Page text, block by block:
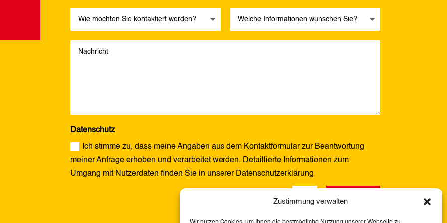
Zustimmung verwalten
Datenschutz
Ich stimme zu, dass meine Angaben aus dem Kontaktformular zur Beantwortung
meiner Anfrage erhoben und verarbeitet werden. Detaillierte Informationen zum
Umgang mit Nutzerdaten finden Sie in unserer Datenschutzerklärung
5 + 14 = Senden